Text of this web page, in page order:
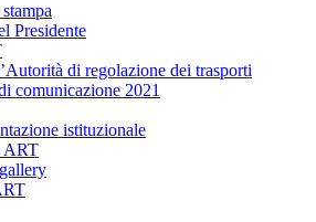
Presidente
di regolazione dei trasporti
comunicazione 2021
istituzionale
ART